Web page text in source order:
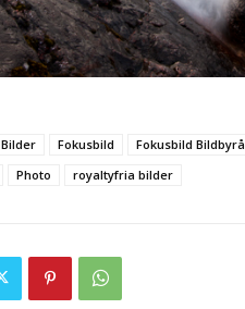
Bilder Fokusbild Fokusbild Bildbyrå
Photo royaltyfria bilder